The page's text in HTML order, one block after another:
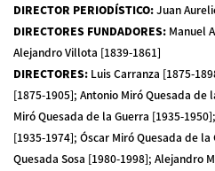
DIRECTOR PERIODÍSTICO:Juan
DIRECTORES FUNDADORES: Manuel
Alejandro Villota [1839-1861]
DIRECTORES: Luis Carranza [1875-
[1875-1905]; Antonio Miró Quesada de
Miró Quesada de la Guerra [1935-
[1935-1974]; Óscar Miró Quesada de
Quesada Sosa [1980-1998]; Alejandro